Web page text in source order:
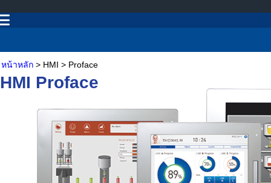
หน้าหลัก > HMI > Proface
HMI Proface